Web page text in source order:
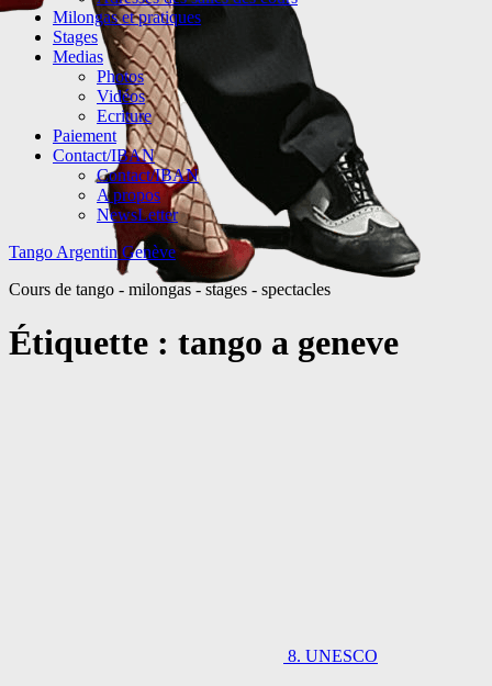
Milongas et pratiques
Stages
Medias
Photos
Vidéos
Ecriture
Paiement
Contact/IBAN
Contact/IBAN
A propos
NewsLetter
Tango Argentin Genève
Cours de tango - milongas - stages - spectacles
Étiquette : tango a geneve
8. UNESCO